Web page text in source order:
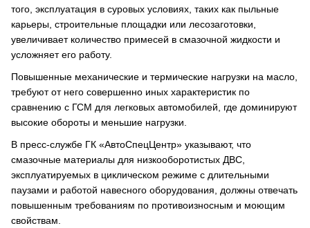
того, эксплуатация в суровых условиях, таких как пыльные
карьеры, строительные площадки или лесозаготовки,
увеличивает количество примесей в смазочной жидкости и
усложняет его работу.
Повышенные механические и термические нагрузки на масло,
требуют от него совершенно иных характеристик по
сравнению с ГСМ для легковых автомобилей, где доминируют
высокие обороты и меньшие нагрузки.
В пресс-службе ГК «АвтоСпецЦентр» указывают, что
смазочные материалы для низкооборотистых ДВС,
эксплуатируемых в циклическом режиме с длительными
паузами и работой навесного оборудования, должны отвечать
повышенным требованиям по противоизносным и моющим
свойствам.